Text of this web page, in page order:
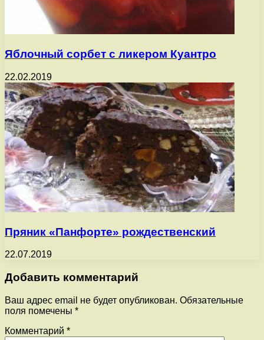
Яблочный сорбет с ликером Куантро
22.02.2019
Пряник «Панфорте» рождественский
22.07.2019
Добавить комментарий
Ваш адрес email не будет опубликован. Обязательные
поля помечены *
Комментарий *